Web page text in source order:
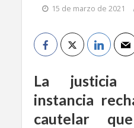
15 de marzo de 2021
La justicia
instancia
cautelar